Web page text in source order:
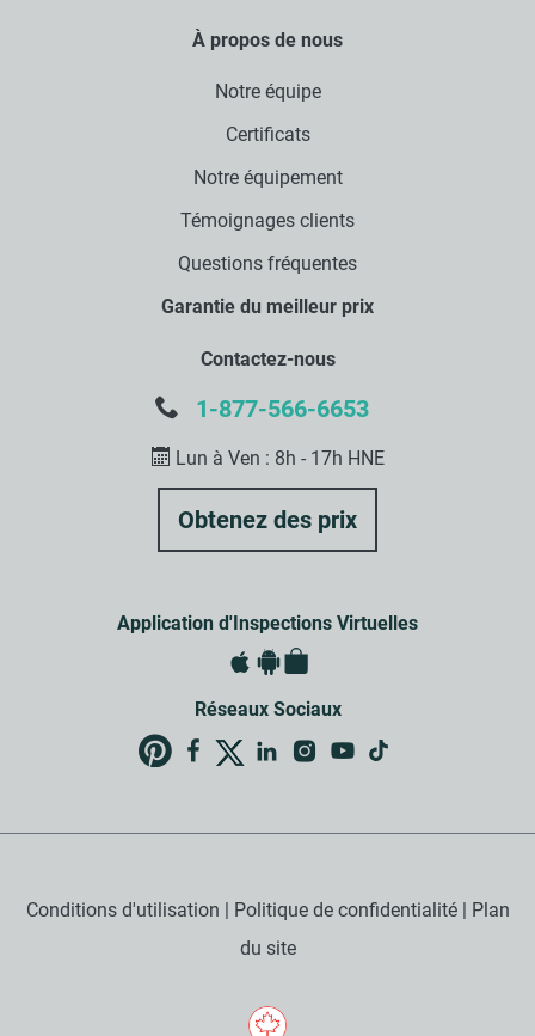
À propos de nous
Notre équipe
Certificats
Notre équipement
Témoignages clients
Questions fréquentes
Garantie du meilleur prix
Contactez-nous
1-877-566-6653
Lun à Ven : 8h - 17h HNE
Application d'Inspections Virtuelles
Réseaux Sociaux
Conditions d'utilisation | Politique de confidentialité| Plan
du site